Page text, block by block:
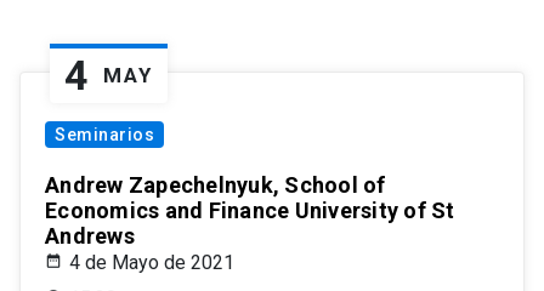
4 MAY
Seminarios
Andrew Zapechelnyuk, School of
Economics and Finance University of St
Andrews
4 de Mayo de 2021